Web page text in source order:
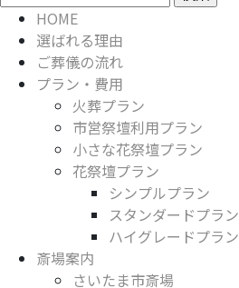
索:
HOME
選ばれる理由
ご葬儀の流れ
プラン・費用
火葬プラン
市営祭壇利用プラン
小さな花祭壇プラン
花祭壇プラン
シンプルプラン
スタンダードプラン
ハイグレードプラン
斎場案内
さいたま市斎場